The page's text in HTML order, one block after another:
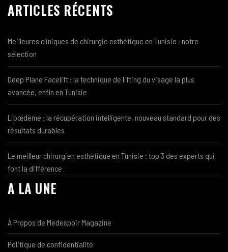
ARTICLES RÉCENTS
Meilleures cliniques de chirurgie esthétique en Tunisie : notre
sélection
Deep Plane Facelift : la technique de lifting du visage la plus
avancée, enfin en Tunisie
Lipœdème : la récupération intelligente, nouveau standard pour des
résultats durables
Le meilleur chirurgien esthétique en Tunisie : top 3 des experts qui
font la différence
A LA UNE
À Propos de Medespoir Magazine
Politique de confidentialité